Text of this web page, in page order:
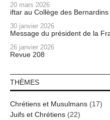
20 mars 2026
iftar au Collège des
30 janvier 2026
Message du président de la
26 janvier 2026
Revue 208
THÈMES
Chrétiens et Musulmans (17)
Juifs et Chrétiens (22)